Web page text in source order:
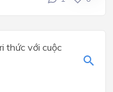
thức với cuộc